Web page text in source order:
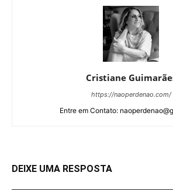
Cristiane
https://naoperdenao.com/
Entre em Contato:
DEIXE UMA RESPOSTA